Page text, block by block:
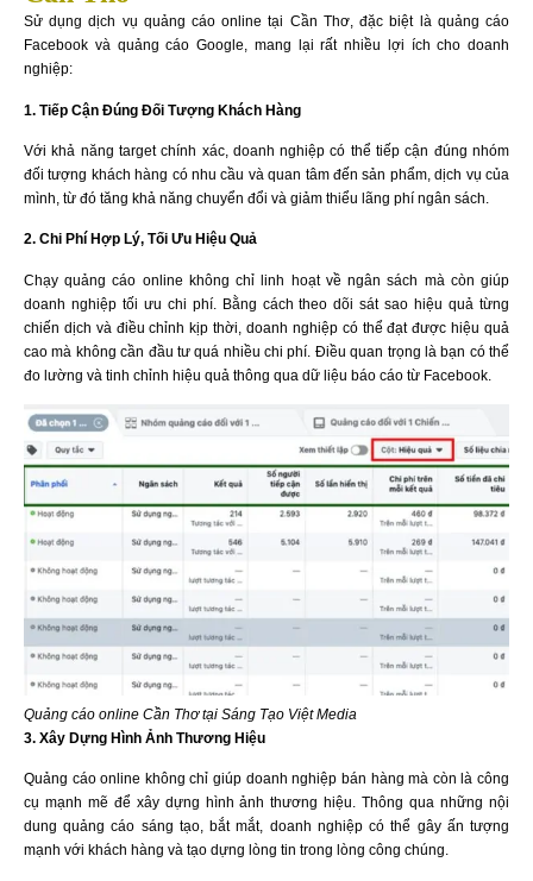
Sử dụng dịch vụ quảng cáo online tại Cần Thơ, đặc biệt là quảng cáo
Facebook và quảng cáo Google, mang lại rất nhiều lợi ích cho doanh
nghiệp:
1. Tiếp Cận Đúng Đối Tượng Khách Hàng
Với khả năng target chính xác, doanh nghiệp có thể tiếp cận đúng nhóm
đối tượng khách hàng có nhu cầu và quan tâm đến sản phẩm, dịch vụ của
mình, từ đó tăng khả năng chuyển đổi và giảm thiểu lãng phí ngân sách.
2. Chi Phí Hợp Lý, Tối Ưu Hiệu Quả
Chạy quảng cáo online không chỉ linh hoạt về ngân sách mà còn giúp
doanh nghiệp tối ưu chi phí. Bằng cách theo dõi sát sao hiệu quả từng
chiến dịch và điều chỉnh kịp thời, doanh nghiệp có thể đạt được hiệu quả
cao mà không cần đầu tư quá nhiều chi phí. Điều quan trọng là bạn có thể
đo lường và tinh chỉnh hiệu quả thông qua dữ liệu báo cáo từ Facebook.
Quảng cáo online Cần Thơ tại Sáng Tạo Việt Media
3. Xây Dựng Hình Ảnh Thương Hiệu
Quảng cáo online không chỉ giúp doanh nghiệp bán hàng mà còn là công
cụ mạnh mẽ để xây dựng hình ảnh thương hiệu. Thông qua những nội
dung quảng cáo sáng tạo, bắt mắt, doanh nghiệp có thể gây ấn tượng
mạnh với khách hàng và tạo dựng lòng tin trong lòng công chúng.